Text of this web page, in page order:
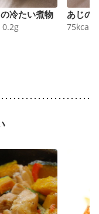
冷たい煮物
0.2g
あじの
75kcal